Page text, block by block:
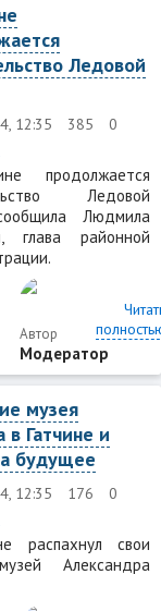
Ледовой
12:35 385
0
продолжается
Ледовой
Людмила
глава районной
Автор
Модератор
музея
в Гатчине и
будущее
12:35 176
0
распахнул свои
Александра